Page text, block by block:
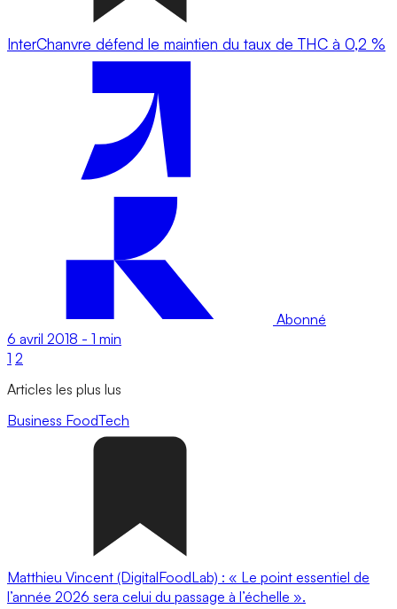
InterChanvre défend le maintien du taux de THC à 0,2 %
Abonné
6 avril 2018 - 1 min
1 2
Articles les plus lus
Business FoodTech
Matthieu Vincent (DigitalFoodLab) : « Le point essentiel de
l’année 2026 sera celui du passage à l’échelle ».